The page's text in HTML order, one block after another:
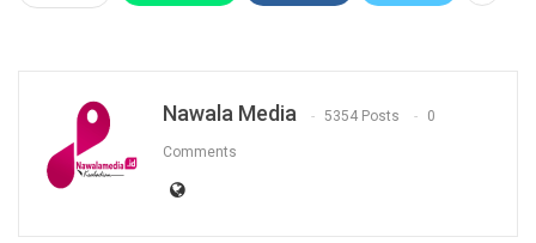
Nawala Media 5354 Posts 0
Comments